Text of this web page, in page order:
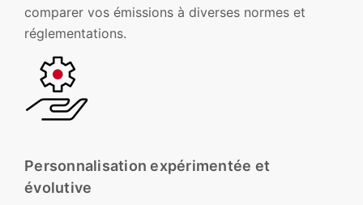
comparer vos émissions à diverses normes et
réglementations.
Personnalisation expérimentée et
évolutive